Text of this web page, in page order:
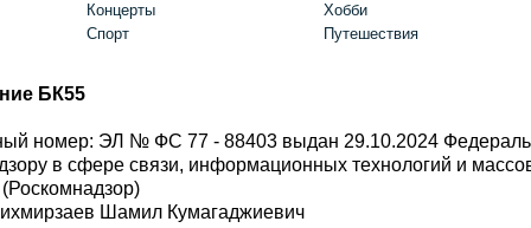
Концерты
Спорт
Хобби
Путешествия
БК55
номер: ЭЛ № ФС 77 - 88403 выдан 29.10.2024
в сфере связи, информационных технологий и
Шамил Кумагаджиевич